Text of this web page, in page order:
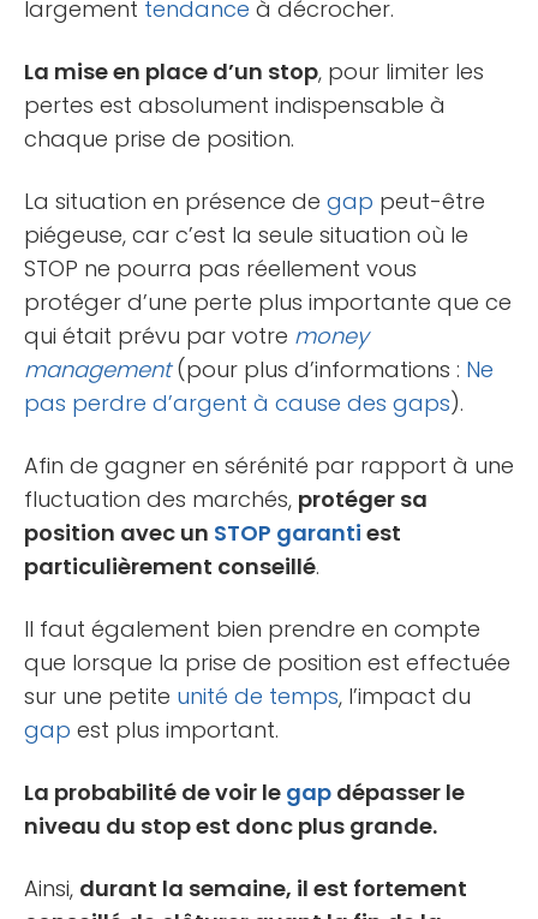
largement tendance à décrocher.
La mise en place d’un stop, pour limiter les
pertes est absolument indispensable à
chaque prise de position.
La situation en présence de gap peut-être
piégeuse, car c’est la seule situation où le
STOP ne pourra pas réellement vous
protéger d’une perte plus importante que ce
qui était prévu par votre money
management(pour plus d’informations : Ne
pas perdre d’argent à cause des gaps).
Afin de gagner en sérénité par rapport à une
fluctuation des marchés, protéger sa
position avec un STOP garanti est
particulièrement conseillé.
Il faut également bien prendre en compte
que lorsque la prise de position est effectuée
sur une petite unité de temps, l’impact du
gap est plus important.
La probabilité de voir le gap dépasser le
niveau du stop est donc plus grande.
Ainsi, durant la semaine, il est fortement